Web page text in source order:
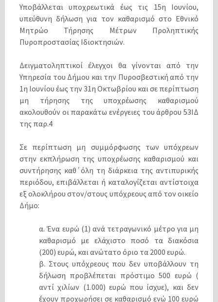
Υποβάλλεται υποχρεωτικά έως τις 15η Ιουνίου,
υπεύθυνη δήλωση για τον καθαρισμό στο Εθνικό
Μητρώο Τήρησης Μέτρων Προληπτικής
Πυροπροστασίας Ιδιοκτησιών.
Δειγματοληπτικοί έλεγχοι θα γίνονται από την
Υπηρεσία του Δήμου και την Πυροσβεστική από την
1η Ιουνίου έως την 31η Οκτωβρίου και σε περίπτωση
μη τήρησης της υποχρέωσης καθαρισμού
ακολουθούν οι παρακάτω ενέργειες του άρθρου 53ΙΔ
της παρ.4
Σε περίπτωση μη συμμόρφωσης των υπόχρεων
στην εκπλήρωση της υποχρέωσης καθαρισμού και
συντήρησης καθ΄όλη τη διάρκεια της αντιπυρικής
περιόδου, επιβάλλεται ή καταλογίζεται αντίστοιχα
εξ ολοκλήρου στον/στους υπόχρεους από τον οικείο
Δήμο:
α. Ένα ευρώ (1) ανά τετραγωνικό μέτρο για μη
καθαρισμό με ελάχιστο ποσό τα διακόσια
(200) ευρώ, και ανώτατο όριο τα 2000 ευρώ.
β. Στους υπόχρεους που δεν υποβάλλουν τη
δήλωση προβλέπεται πρόστιμο 500 ευρώ (
αντί χιλίων (1.000) ευρώ που ίσχυε), και δεν
έχουν προχωρήσει σε καθαρισμό ενώ 100 ευρώ